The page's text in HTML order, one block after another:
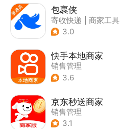
包裹侠
寄收快递
商家工具
3.0
快手本地商家
销售管理
3.6
京东秒送商家
销售管理
3.1